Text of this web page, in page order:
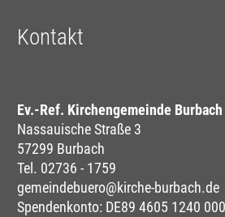
Kontakt
Ev.-Ref. Kirchengemeinde Burbach
Nassauische Straße 3
57299 Burbach
Tel. 02736 - 1759
gemeindebuero@kirche-burbach.de
Spendenkonto: DE89 4605 1240